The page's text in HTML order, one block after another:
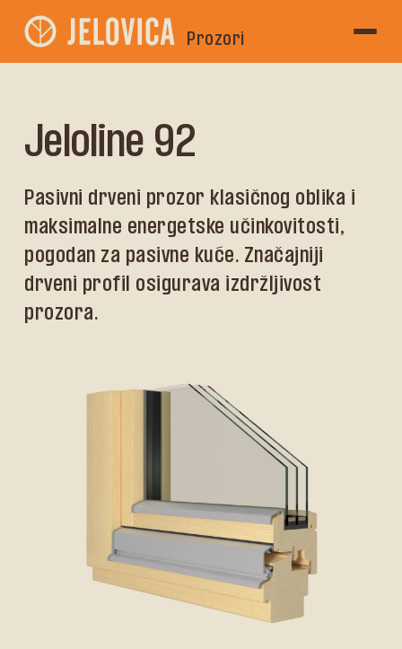
Prozori
Jeloline 92
Pasivni drveni prozor klasičnog oblika i
maksimalne energetske učinkovitosti,
pogodan za pasivne kuće. Značajniji
drveni profil osigurava izdržljivost
prozora.